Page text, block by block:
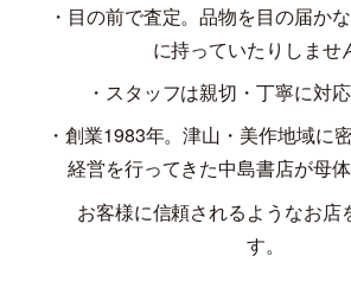
・目の前で査定。品物を目の届か
に持っていたりしませ
・スタッフは親切・丁寧に対応
・創業1983年。津山・美作地域に
経営を行ってきた中島書店が母体
お客様に信頼されるようなお店
す。